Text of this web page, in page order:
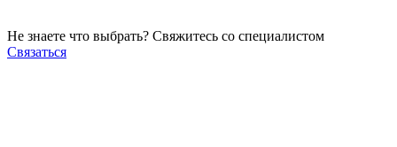
Не знаете что выбрать? Свяжитесь со специалистом
Связаться